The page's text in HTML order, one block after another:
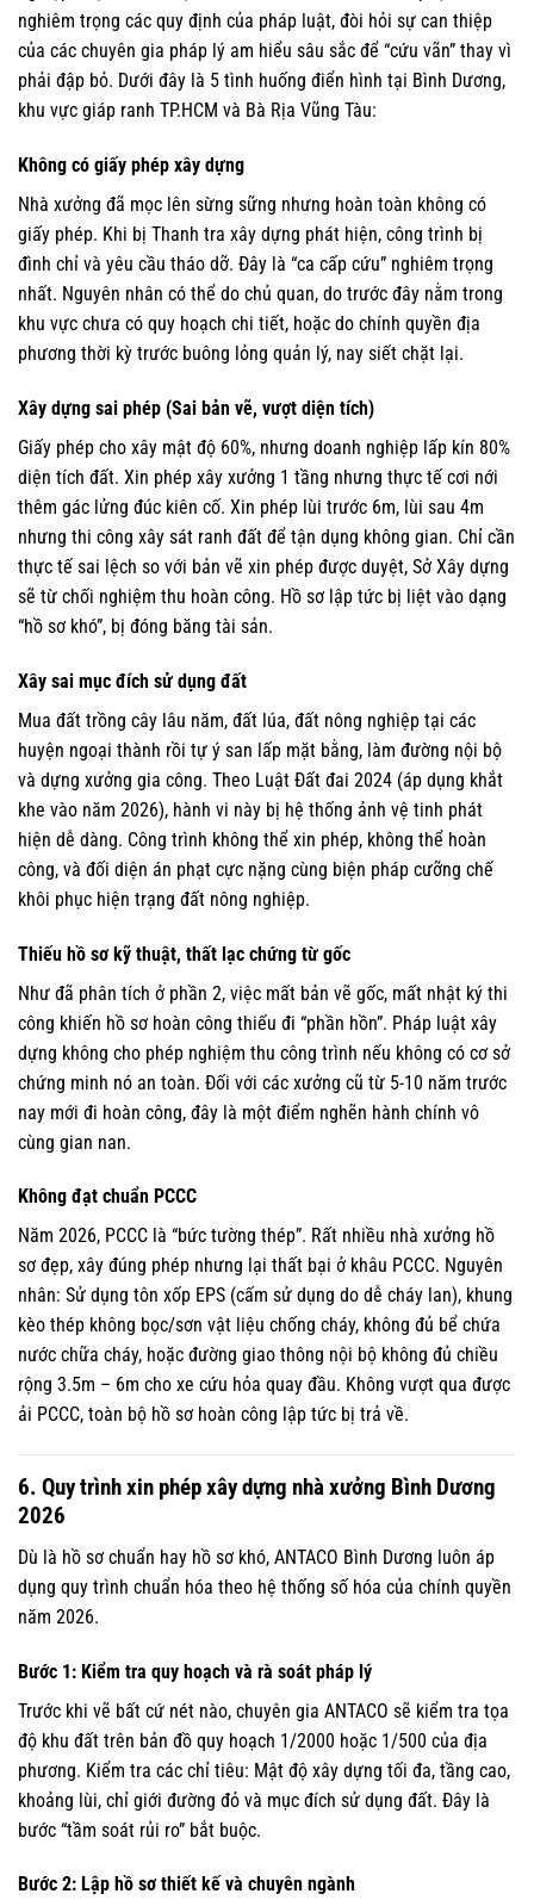
nghiêm trọng các quy định của pháp luật, đòi hỏi sự can thiệp
của các chuyên gia pháp lý am hiểu sâu sắc để “cứu vãn” thay vì
phải đập bỏ. Dưới đây là 5 tình huống điển hình tại Bình Dương,
khu vực giáp ranh TP.HCM và Bà Rịa Vũng Tàu:
Không có giấy phép xây dựng
Nhà xưởng đã mọc lên sừng sững nhưng hoàn toàn không có
giấy phép. Khi bị Thanh tra xây dựng phát hiện, công trình bị
đình chỉ và yêu cầu tháo dỡ. Đây là “ca cấp cứu” nghiêm trọng
nhất. Nguyên nhân có thể do chủ quan, do trước đây nằm trong
khu vực chưa có quy hoạch chi tiết, hoặc do chính quyền địa
phương thời kỳ trước buông lỏng quản lý, nay siết chặt lại.
Xây dựng sai phép (Sai bản vẽ, vượt diện tích)
Giấy phép cho xây mật độ 60%, nhưng doanh nghiệp lấp kín 80%
diện tích đất. Xin phép xây xưởng 1 tầng nhưng thực tế cơi nới
thêm gác lửng đúc kiên cố. Xin phép lùi trước 6m, lùi sau 4m
nhưng thi công xây sát ranh đất để tận dụng không gian. Chỉ cần
thực tế sai lệch so với bản vẽ xin phép được duyệt, Sở Xây dựng
sẽ từ chối nghiệm thu hoàn công. Hồ sơ lập tức bị liệt vào dạng
“hồ sơ khó”, bị đóng băng tài sản.
Xây sai mục đích sử dụng đất
Mua đất trồng cây lâu năm, đất lúa, đất nông nghiệp tại các
huyện ngoại thành rồi tự ý san lấp mặt bằng, làm đường nội bộ
và dựng xưởng gia công. Theo Luật Đất đai 2024 (áp dụng khắt
khe vào năm 2026), hành vi này bị hệ thống ảnh vệ tinh phát
hiện dễ dàng. Công trình không thể xin phép, không thể hoàn
công, và đối diện án phạt cực nặng cùng biện pháp cưỡng chế
khôi phục hiện trạng đất nông nghiệp.
Thiếu hồ sơ kỹ thuật, thất lạc chứng từ gốc
Như đã phân tích ở phần 2, việc mất bản vẽ gốc, mất nhật ký thi
công khiến hồ sơ hoàn công thiếu đi “phần hồn”. Pháp luật xây
dựng không cho phép nghiệm thu công trình nếu không có cơ sở
chứng minh nó an toàn. Đối với các xưởng cũ từ 5-10 năm trước
nay mới đi hoàn công, đây là một điểm nghẽn hành chính vô
cùng gian nan.
Không đạt chuẩn PCCC
Năm 2026, PCCC là “bức tường thép”. Rất nhiều nhà xưởng hồ
sơ đẹp, xây đúng phép nhưng lại thất bại ở khâu PCCC. Nguyên
nhân: Sử dụng tôn xốp EPS (cấm sử dụng do dễ cháy lan), khung
kèo thép không bọc/sơn vật liệu chống cháy, không đủ bể chứa
nước chữa cháy, hoặc đường giao thông nội bộ không đủ chiều
rộng 3.5m – 6m cho xe cứu hỏa quay đầu. Không vượt qua được
ải PCCC, toàn bộ hồ sơ hoàn công lập tức bị trả về.
6. Quy trình xin phép xây dựng nhà xưởng Bình Dương
2026
Dù là hồ sơ chuẩn hay hồ sơ khó, ANTACO Bình Dương luôn áp
dụng quy trình chuẩn hóa theo hệ thống số hóa của chính quyền
năm 2026.
Bước 1: Kiểm tra quy hoạch và rà soát pháp lý
Trước khi vẽ bất cứ nét nào, chuyên gia ANTACO sẽ kiểm tra tọa
độ khu đất trên bản đồ quy hoạch 1/2000 hoặc 1/500 của địa
phương. Kiểm tra các chỉ tiêu: Mật độ xây dựng tối đa, tầng cao,
khoảng lùi, chỉ giới đường đỏ và mục đích sử dụng đất. Đây là
bước “tầm soát rủi ro” bắt buộc.
Bước 2: Lập hồ sơ thiết kế và chuyên ngành